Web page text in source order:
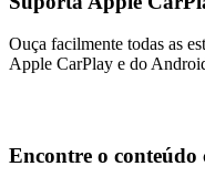
Ouça facilmente todas as
Apple CarPlay e do
Encontre o conteúdo